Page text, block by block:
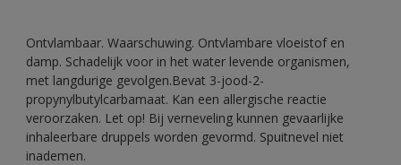
Ontvlambaar. Waarschuwing. Ontvlambare vloeistof en
damp. Schadelijk voor in het water levende organismen,
met langdurige gevolgen.Bevat 3-jood-2-
propynylbutylcarbamaat. Kan een allergische reactie
veroorzaken. Let op! Bij verneveling kunnen gevaarlijke
inhaleerbare druppels worden gevormd. Spuitnevel niet
inademen.